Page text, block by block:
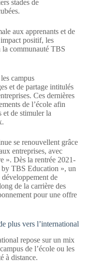
stades de
aux apprenants et de
positif, les
la communauté TBS
campus
et de partage intitulés
Ces dernières
de l’école afin
et de stimuler la
se renouvellent grâce
entreprises, avec
». Dès la rentrée 2021-
by TBS Education », un
de
de la carrière des
pour une offre
plus vers l’international
repose sur un mix
de l’école ou les
à distance.